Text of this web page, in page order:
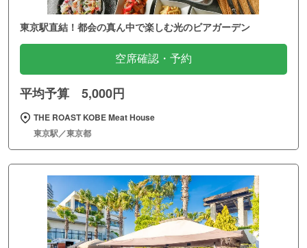
東京駅直結！都会の真ん中で楽しむ光のビアガーデン
空席確認・予約
平均予算 5,000円
THE ROAST KOBE Meat House
東京駅／東京都